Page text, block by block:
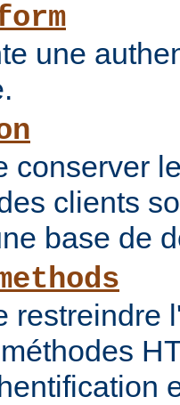
une
conserver
clients
base de
restreindre